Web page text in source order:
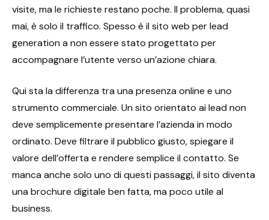
visite, ma le richieste restano poche. Il problema, quasi
mai, è solo il traffico. Spesso è il sito web per lead
generation a non essere stato progettato per
accompagnare l’utente verso un’azione chiara.
Qui sta la differenza tra una presenza online e uno
strumento commerciale. Un sito orientato ai lead non
deve semplicemente presentare l’azienda in modo
ordinato. Deve filtrare il pubblico giusto, spiegare il
valore dell’offerta e rendere semplice il contatto. Se
manca anche solo uno di questi passaggi, il sito diventa
una brochure digitale ben fatta, ma poco utile al
business.